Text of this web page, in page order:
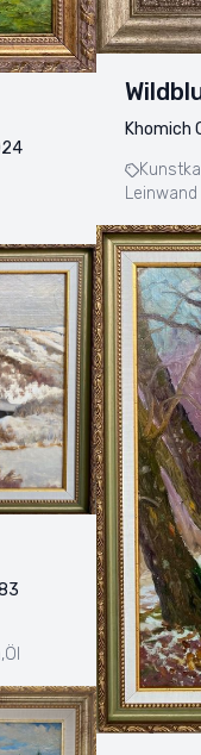
Öl
Khomich